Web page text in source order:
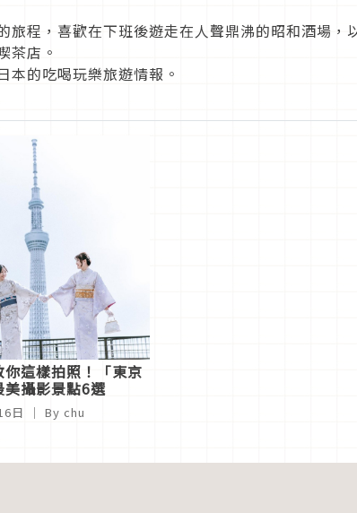
旅程，喜歡在下班後遊走在人聲鼎沸的昭和酒場，
茶店。
本的吃喝玩樂旅遊情報。
這樣拍照！「東京
美攝影景點6選
日 ｜ By chu